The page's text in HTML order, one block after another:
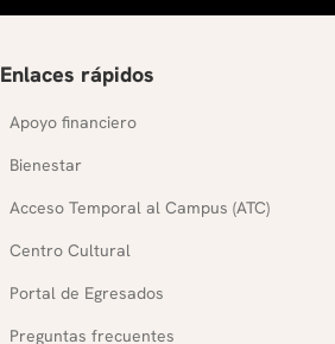
Enlaces rápidos
Apoyo financiero
Bienestar
Acceso Temporal al Campus (ATC)
Centro Cultural
Portal de Egresados
Preguntas frecuentes